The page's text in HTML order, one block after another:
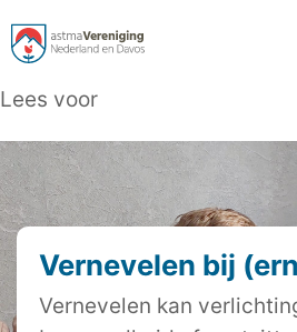
Lees voor
Vernevelen bij
Vernevelen kan